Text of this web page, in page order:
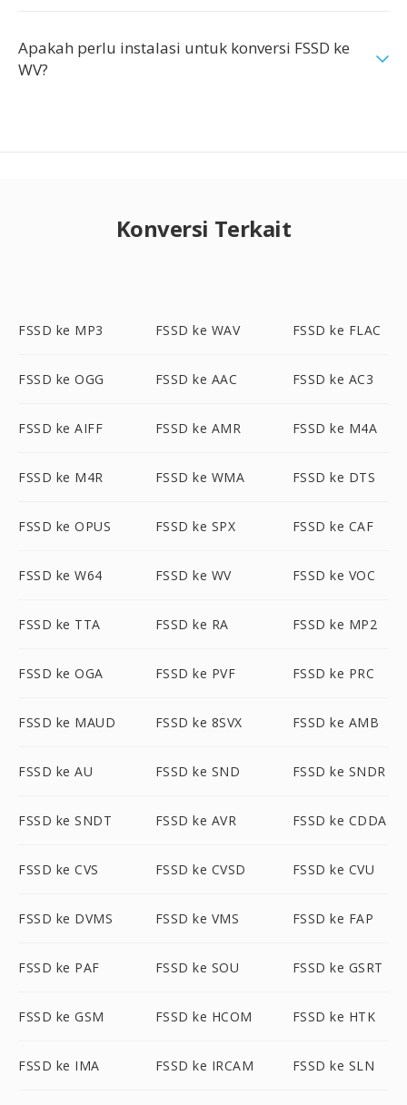
Apakah perlu instalasi untuk konversi FSSD ke
WV?
Konversi Terkait
FSSD ke MP3 FSSD ke WAV FSSD ke FLAC
FSSD ke OGG FSSD ke AAC FSSD ke AC3
FSSD ke AIFF FSSD ke AMR FSSD ke M4A
FSSD ke M4R FSSD ke WMA FSSD ke DTS
FSSD ke OPUS FSSD ke SPX FSSD ke CAF
FSSD ke W64 FSSD ke WV FSSD ke VOC
FSSD ke TTA FSSD ke RA FSSD ke MP2
FSSD ke OGA FSSD ke PVF FSSD ke PRC
FSSD ke MAUD FSSD ke 8SVX FSSD ke AMB
FSSD ke AU FSSD ke SND FSSD ke SNDR
FSSD ke SNDT FSSD ke AVR FSSD ke CDDA
FSSD ke CVS FSSD ke CVSD FSSD ke CVU
FSSD ke DVMS FSSD ke VMS FSSD ke FAP
FSSD ke PAF FSSD ke SOU FSSD ke GSRT
FSSD ke GSM FSSD ke HCOM FSSD ke HTK
FSSD ke IMA FSSD ke IRCAM FSSD ke SLN